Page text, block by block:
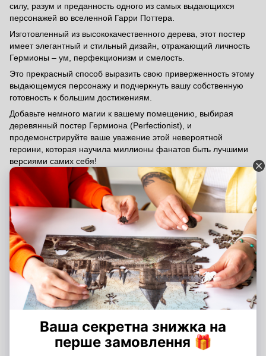
силу, разум и преданность одного из самых выдающихся
персонажей во вселенной Гарри Поттера.
Изготовленный из высококачественного дерева, этот постер
имеет элегантный и стильный дизайн, отражающий личность
Гермионы – ум, перфекционизм и смелость.
Это прекрасный способ выразить свою приверженность этому
выдающемуся персонажу и подчеркнуть вашу собственную
готовность к большим достижениям.
Добавьте немного магии к вашему помещению, выбирая
деревянный постер Гермиона (Perfectionist), и
продемонстрируйте ваше уважение этой невероятной
героини, которая научила миллионы фанатов быть лучшими
версиями самих себя!
Отзывы
Добавьте первый отзыв
Написать отзыв